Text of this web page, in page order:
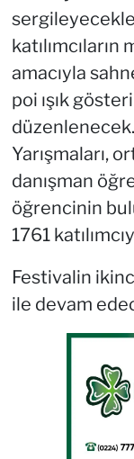
amacıyla
poi ışık
Yarışmaları,
danışman
öğrencinin
1761
Festivalin
ile devam